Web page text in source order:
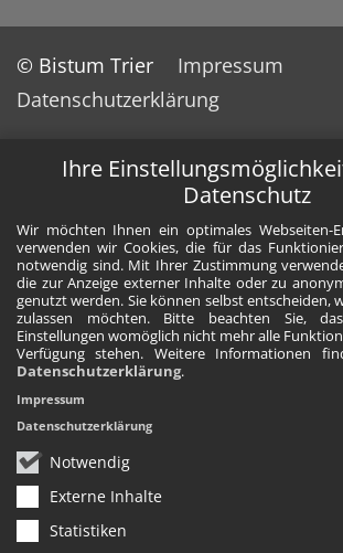
Ihre
Datenschutz
Wir möchten Ihnen ein optimales Webseiten-
verwenden wir Cookies, die für das
notwendig sind. Mit Ihrer Zustimmung
die zur Anzeige externer Inhalte oder zu
genutzt werden. Sie können selbst entscheiden,
zulassen möchten. Bitte beachten Sie,
Einstellungen womöglich nicht mehr alle
Verfügung stehen. Weitere Informationen
Datenschutzerklärung.
Notwendig
Externe Inhalte
Statistiken
Impressum
Datenschutzerklärung
© Bistum Trier
Impressum
Datenschutzerklärung